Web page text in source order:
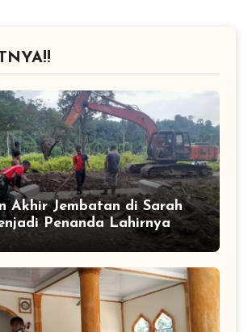
Akhir Jembatan di Sarah
Penanda Lahirnya
bagi Warga